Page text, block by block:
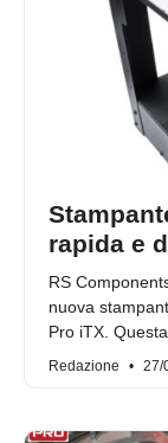
rapida e
RS
nuova
Pro iTX. Questa
Redazione 27/